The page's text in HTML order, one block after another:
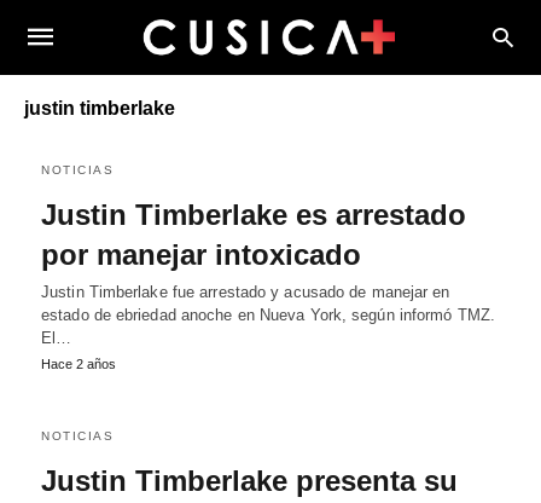
justin timberlake
NOTICIAS
Justin Timberlake es arrestado
por manejar intoxicado
Justin Timberlake fue arrestado y acusado de manejar en
estado de ebriedad anoche en Nueva York, según informó TMZ.
El…
Hace 2 años
NOTICIAS
Justin Timberlake presenta su